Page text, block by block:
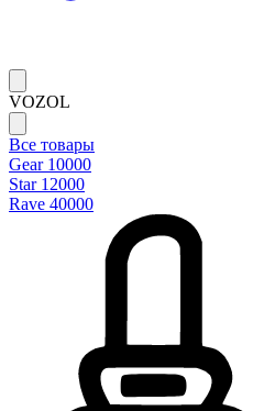
VOZOL
Все товары
Gear 10000
Star 12000
Rave 40000